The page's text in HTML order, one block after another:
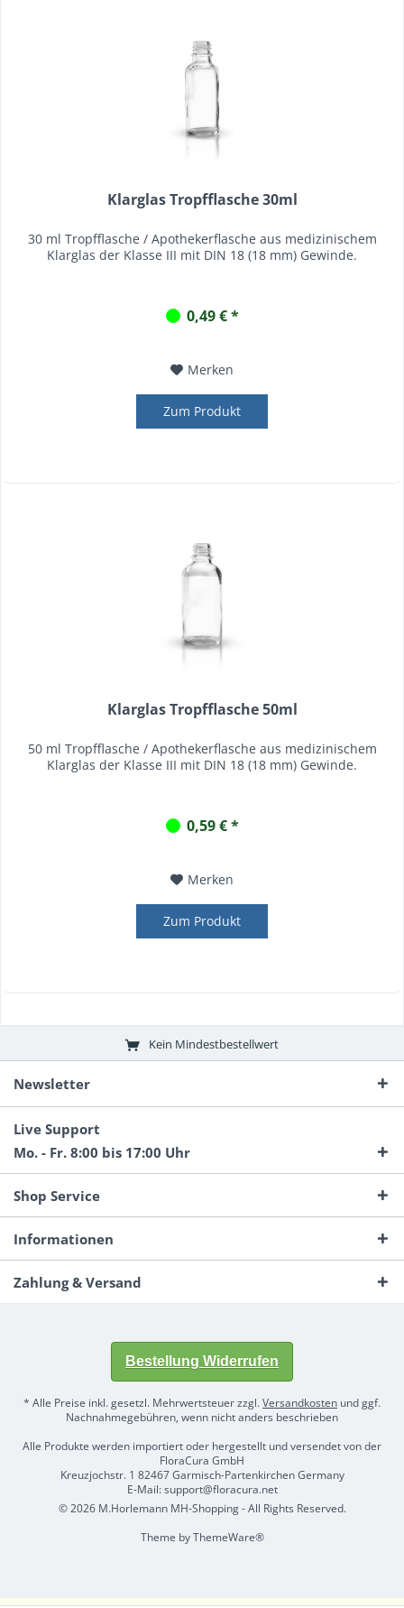
Klarglas Tropfflasche 30ml
30 ml Tropfflasche / Apothekerflasche aus medizinischem
Klarglas der Klasse III mit DIN 18 (18 mm) Gewinde.
0,49 € *
Merken
Zum Produkt
Klarglas Tropfflasche 50ml
50 ml Tropfflasche / Apothekerflasche aus medizinischem
Klarglas der Klasse III mit DIN 18 (18 mm) Gewinde.
0,59 € *
Merken
Zum Produkt
Kein Mindestbestellwert
Newsletter
Live Support
Mo. - Fr. 8:00 bis 17:00 Uhr
Shop Service
Informationen
Zahlung & Versand
Bestellung Widerrufen
* Alle Preise inkl. gesetzl. Mehrwertsteuer zzgl.Versandkosten und ggf.
Nachnahmegebühren, wenn nicht anders beschrieben
Alle Produkte werden importiert oder hergestellt und versendet von der
FloraCura GmbH
Kreuzjochstr. 1 82467 Garmisch-Partenkirchen Germany
E-Mail: support@floracura.net
© 2026 M.Horlemann MH-Shopping - All Rights Reserved.
Theme byThemeWare®